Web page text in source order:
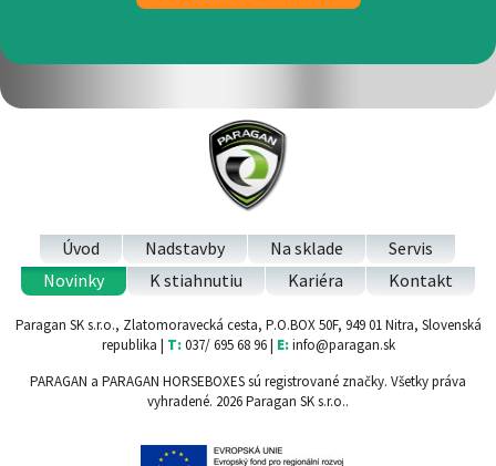
Úvod Nadstavby Na sklade
Servis
Novinky
K stiahnutiu Kariéra Kontakt
Paragan SK s.r.o., Zlatomoravecká cesta, P.O.BOX 50F, 949 01 Nitra, Slovenská
republika | T:037/ 695 68 96 | E:info@paragan.sk
PARAGAN a PARAGAN HORSEBOXES sú registrované značky. Všetky práva
vyhradené. 2026 Paragan SK s.r.o..